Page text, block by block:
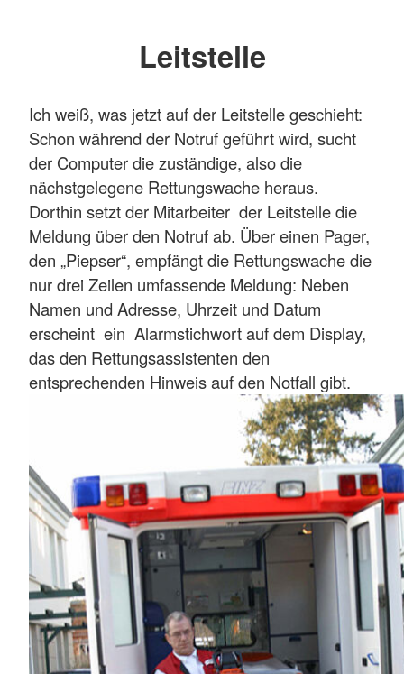
Leitstelle
Ich weiß, was jetzt auf der Leitstelle geschieht:
Schon während der Notruf geführt wird, sucht
der Computer die zuständige, also die
nächstgelegene Rettungswache heraus.
Dorthin setzt der Mitarbeiter der Leitstelle die
Meldung über den Notruf ab. Über einen Pager,
den „Piepser“, empfängt die Rettungswache die
nur drei Zeilen umfassende Meldung: Neben
Namen und Adresse, Uhrzeit und Datum
erscheint ein Alarmstichwort auf dem Display,
das den Rettungsassistenten den
entsprechenden Hinweis auf den Notfall gibt.